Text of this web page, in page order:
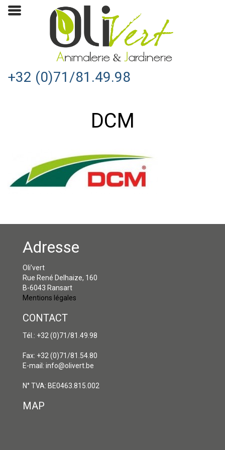
+32 (0)71/81.49.98
DCM
Adresse
Oli’vert
Rue René Delhaize, 160
B-6043 Ransart
Mentions légales
CONTACT
Tél.: +32 (0)71/81.49.98
Fax: +32 (0)71/81.54.80
E-mail: info@olivert.be
N° TVA: BE0463.815.002
MAP